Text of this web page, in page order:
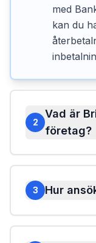
med
kan du
2
Vad är
företag?
3 Hur